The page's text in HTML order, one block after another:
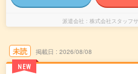
派遣会社 株式会社スタッフ
未読
NEW
掲載日 2026/08/08